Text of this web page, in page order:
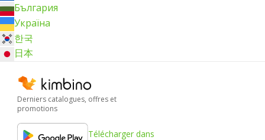
България
Україна
한국
日本
Derniers catalogues, offres et
promotions
Télécharger dans